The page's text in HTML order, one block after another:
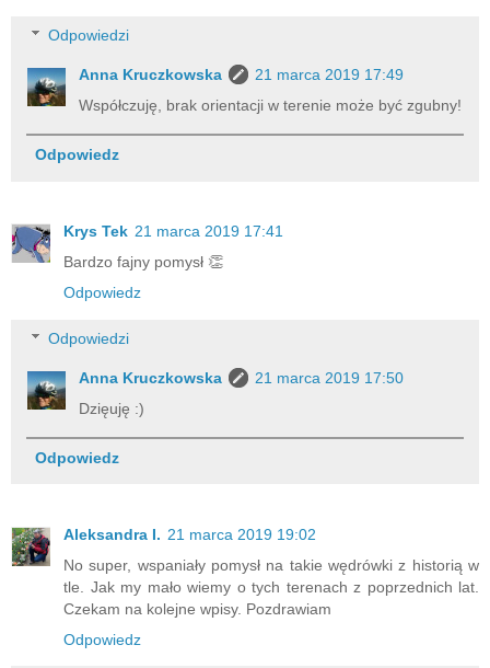
Odpowiedzi
Anna Kruczkowska
21 marca 2019 17:49
Współczuję, brak orientacji w terenie może być zgubny!
Odpowiedz
Krys Tek 21 marca 2019 17:41
Bardzo fajny pomysł 👏
Odpowiedz
Odpowiedzi
Anna Kruczkowska
21 marca 2019 17:50
Dzięuję :)
Odpowiedz
Aleksandra I. 21 marca 2019 19:02
No super, wspaniały pomysł na takie wędrówki z historią w
tle. Jak my mało wiemy o tych terenach z poprzednich lat.
Czekam na kolejne wpisy. Pozdrawiam
Odpowiedz